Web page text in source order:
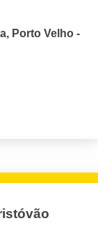
Porto Velho -